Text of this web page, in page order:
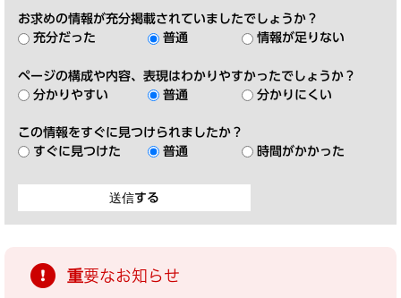
お求めの情報が充分掲載されていましたでしょうか？
充分だった
普通 情報が足りない
ページの構成や内容、表現はわかりやすかったでしょうか？
分かりやすい
普通 分かりにくい
この情報をすぐに見つけられましたか？
すぐに見つけた
普通 時間がかかった
重要なお知らせ